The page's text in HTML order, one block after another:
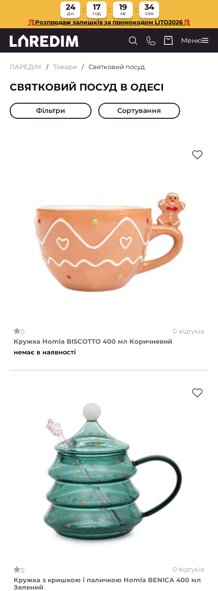
24
дн
17
год
19
хв
32
сек
🎁Розпродаж залишків за промокодом LITO2026🎁
Меню
ЛАРЕДІМ Товари Святковий посуд
СВЯТКОВИЙ ПОСУД В ОДЕСІ
Фільтри Сортування
0
0 відгуків
Кружка Homla BISCOTTO 400 мл Коричневий
немає в наявності
0
0 відгуків
Кружка з кришкою і паличкою Homla BENICA 400 мл
Зелений